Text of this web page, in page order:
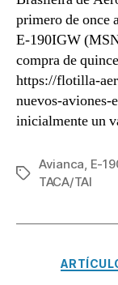
primero de once
E-190IGW
compra de
https://flotilla-
nuevos-aviones-
inicialmente un
Etiquetas
Avianca E-
TACA/TAI